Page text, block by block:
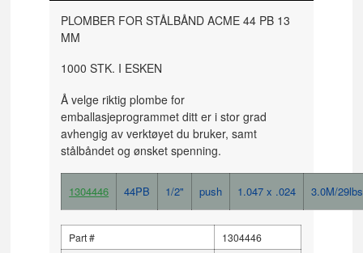
PLOMBER FOR STÅLBÅND ACME 44 PB 13
MM
1000 STK. I ESKEN
Å velge riktig plombe for
emballasjeprogrammet ditt er i stor grad
avhengig av verktøyet du bruker, samt
stålbåndet og ønsket spenning.
1304446 44PB 1/2" push 1.047 x .024 3.0M/29lbs
Part #
1304446